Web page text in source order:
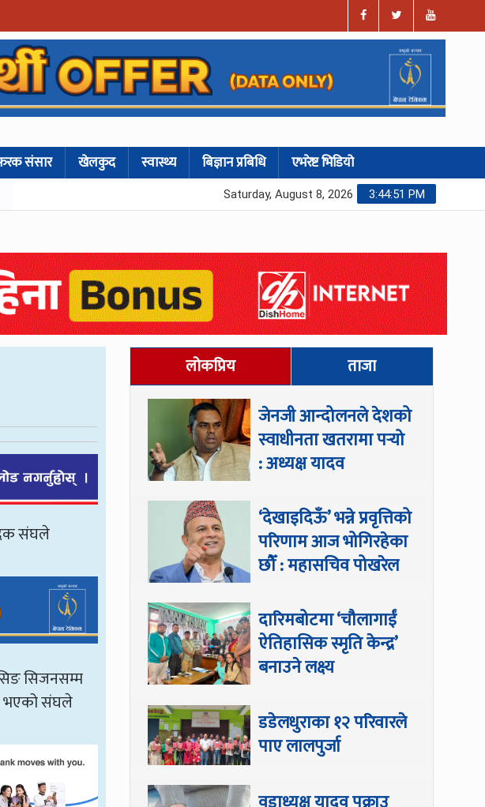
संसार खेलकुद स्वास्थ्य बिज्ञान प्रबिधि एभरेष्ट भिडियो
3:44:52 PM
Saturday, August 8, 2026
संघले
सिजनसम्म
भएको संघले
लोकप्रिय ताजा
जेनजी आन्दोलनले देशको
स्वाधीनता खतरामा पर्‍यो
: अध्यक्ष यादव
‘देखाइदिऊँ’ भन्ने प्रवृत्तिको
परिणाम आज भोगिरहेका
छौँ : महासचिव पोखरेल
दारिमबोटमा ‘चौलागाईं
ऐतिहासिक स्मृति केन्द्र’
बनाउने लक्ष्य
डडेलधुराका १२ परिवारले
पाए लालपुर्जा